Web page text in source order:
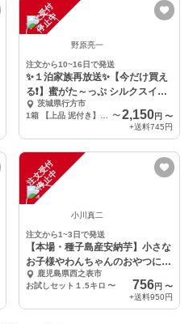
注
文
受
付
停
止
中
野原亮一
注文から10~16日で発送
✨１泊家族再放送✨【今だけ買え
る❗】蜜がた～っぷ シルクスイー
ト 大きさ色々
茨城県行方市
〜2,150円 〜
+送料745円
注
文
受
付
停
止
中
小川真二
注文から1~3日で発送
【本場・種子島産安納芋】小さな
お子様やわんちゃんのおやつに！
超プチサイズ
鹿児島県西之表市
お試しセット１.5キロ 〜 756円 〜
+送料950円